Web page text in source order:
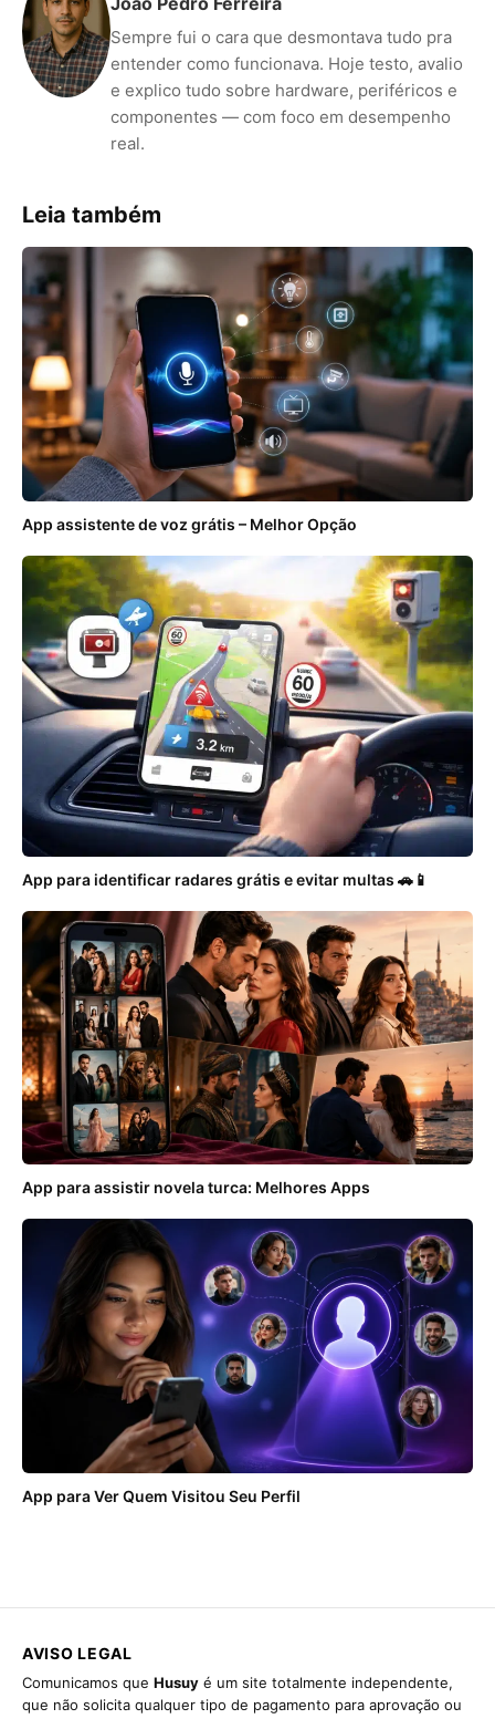
Sempre fui o cara que desmontava tudo pra
entender como funcionava. Hoje testo, avalio
e explico tudo sobre hardware, periféricos e
componentes — com foco em desempenho
real.
Leia também
App assistente de voz grátis – Melhor Opção
App para identificar radares grátis e evitar multas 🚗📱
App para assistir novela turca: Melhores Apps
App para Ver Quem Visitou Seu Perfil
AVISO LEGAL
Comunicamos que Husuy é um site totalmente independente,
que não solicita qualquer tipo de pagamento para aprovação ou